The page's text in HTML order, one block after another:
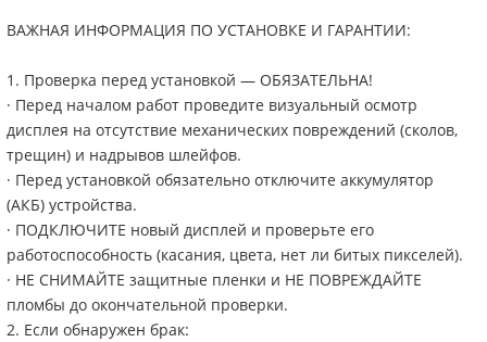
ВАЖНАЯ ИНФОРМАЦИЯ ПО УСТАНОВКЕ И ГАРАНТИИ:
1. Проверка перед установкой — ОБЯЗАТЕЛЬНА!
· Перед началом работ проведите визуальный осмотр
дисплея на отсутствие механических повреждений (сколов,
трещин) и надрывов шлейфов.
· Перед установкой обязательно отключите аккумулятор
(АКБ) устройства.
· ПОДКЛЮЧИТЕ новый дисплей и проверьте его
работоспособность (касания, цвета, нет ли битых пикселей).
· НЕ СНИМАЙТЕ защитные пленки и НЕ ПОВРЕЖДАЙТЕ
пломбы до окончательной проверки.
2. Если обнаружен брак: